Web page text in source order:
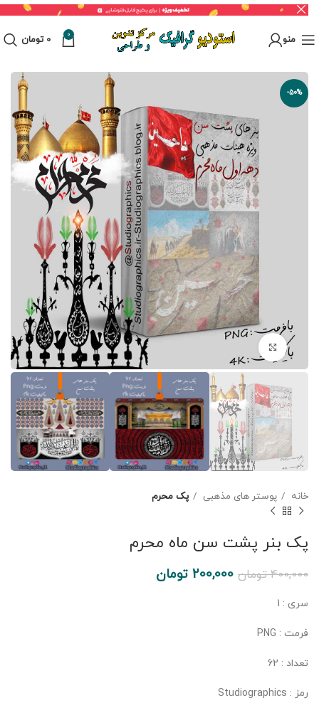
منو 0
0 تومان
-50%
خانه پوستر های مذهبی پک محرم
پک بنر پشت سن ماه محرم
400,000 تومان 200,000 تومان
سری : 1
فرمت : PNG
تعداد : 62
رمز : Studiographics